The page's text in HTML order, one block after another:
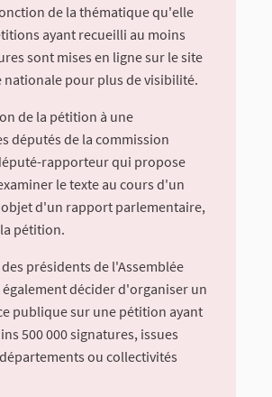
de la thématique qu'elle
ayant recueilli au moins
sont mises en ligne sur le site
nationale pour plus de visibilité.
de la pétition à une
députés de la commission
rapporteur qui propose
le texte au cours d'un
d'un rapport parlementaire,
pétition.
présidents de l'Assemblée
décider d'organiser un
publique sur une pétition ayant
500 000 signatures, issues
ou collectivités